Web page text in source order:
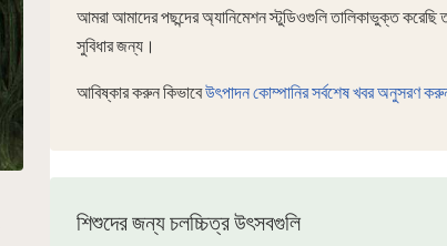
আমরা আমাদের পছন্দের অ্যানিমেশন স্টুডিওগুলি তালিকাভুক্ত
সুবিধার জন্য।
আবিষ্কার করুন কিভাবেউৎপাদন কোম্পানির সর্বশেষ খবর অনুসরণ
শিশুদের জন্য চলচ্চিত্র উৎসবগুলি